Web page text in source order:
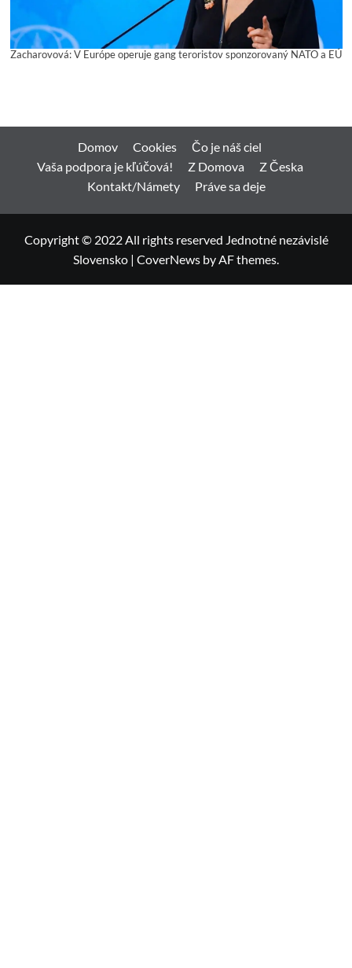
Zacharovová: V Európe operuje gang teroristov sponzorovaný NATO a EÚ
Domov Cookies
Čo je náš ciel
Vaša podpora je kľúčová!
Z Domova
Z Česka
Kontakt/Námety
Práve sa deje
Copyright © 2022 All rights reserved Jednotné nezávislé
Slovensko | CoverNews by AF themes.